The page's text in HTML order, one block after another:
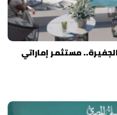
الجفيرة.. مستثمر إماراتي